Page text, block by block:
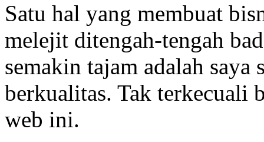
Satu hal yang membuat
melejit ditengah-tengah
semakin tajam adalah
berkualitas. Tak terkecuali
web ini.